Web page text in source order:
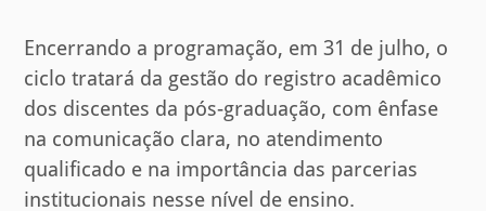
Encerrando a programação, em 31 de julho, o
ciclo tratará da gestão do registro acadêmico
dos discentes da pós-graduação, com ênfase
na comunicação clara, no atendimento
qualificado e na importância das parcerias
institucionais nesse nível de ensino.